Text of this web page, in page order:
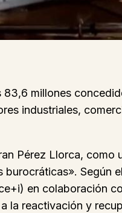
83,6 millones
industriales,
Pérez Llorca, como
Según
en colaboración
la reactivación y